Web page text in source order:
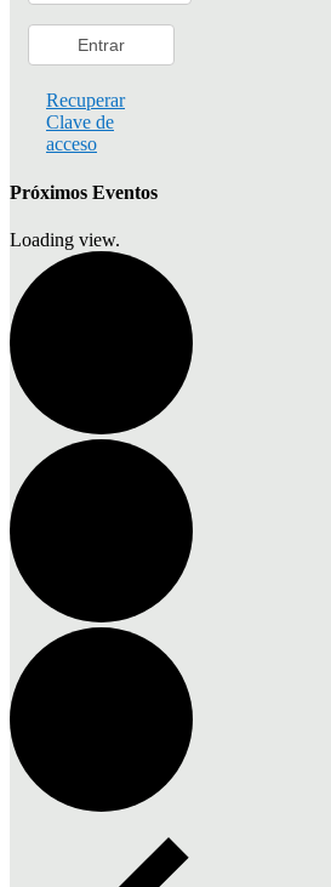
Recuperar
Clave de
acceso
Próximos Eventos
Loading view.